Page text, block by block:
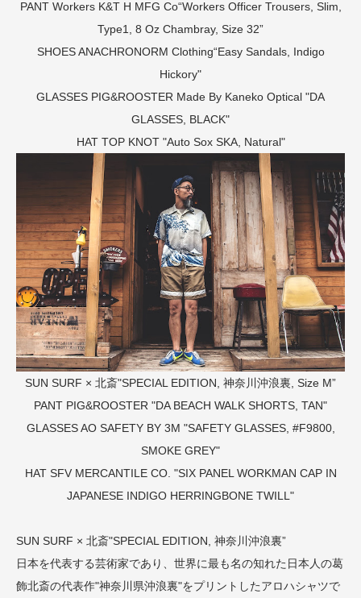
PANT Workers K&T H MFG Co“Workers Officer Trousers, Slim,
Type1, 8 Oz Chambray, Size 32”
SHOESANACHRONORM Clothing“Easy Sandals, Indigo
Hickory"
GLASSES PIG&ROOSTER Made By Kaneko Optical "DA
GLASSES, BLACK"
HAT TOP KNOT "Auto Sox SKA, Natural"
SUN SURF × 北斎"SPECIAL EDITION, 神奈川沖浪裏, Size M”
PANT PIG&ROOSTER "DA BEACH WALK SHORTS, TAN"
GLASSESAO SAFETY BY 3M "SAFETY GLASSES, #F9800,
SMOKE GREY"
HAT SFV MERCANTILE CO. "SIX PANEL WORKMAN CAP IN
JAPANESE INDIGO HERRINGBONE TWILL"
SUN SURF × 北斎"SPECIAL EDITION, 神奈川沖浪裏”
日本を代表する芸術家であり、世界に最も名の知れた日本人の葛
飾北斎の代表作"神奈川県沖浪裏"をプリントしたアロハシャツで